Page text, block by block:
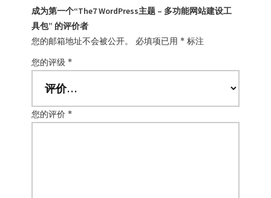
成为第一个“The7 WordPress主题 – 多功能网站建设工
具包” 的评价者
您的邮箱地址不会被公开。
必填项已用 * 标注
您的评级 *
您的评价 *